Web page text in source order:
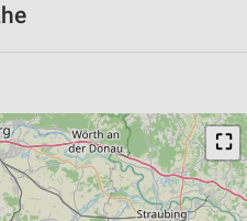
⛶